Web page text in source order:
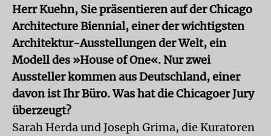
Herr Kuehn, Sie präsentieren auf der Chicago
Architecture Biennial, einer der wichtigsten
Architektur-Ausstellungen der Welt, ein
Modell des »House of One«. Nur zwei
Aussteller kommen aus Deutschland, einer
davon ist Ihr Büro. Was hat die Chicagoer Jury
überzeugt?
Sarah Herda und Joseph Grima, die Kuratoren